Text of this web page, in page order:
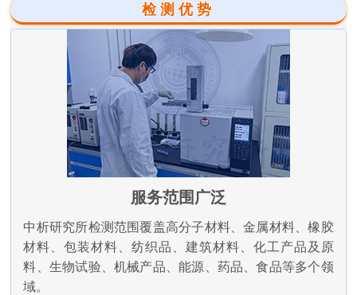
检测优势
服务范围广泛
中析研究所检测范围覆盖高分子材料、金属材料、橡胶
材料、包装材料、纺织品、建筑材料、化工产品及原
料、生物试验、机械产品、能源、药品、食品等多个领
域。